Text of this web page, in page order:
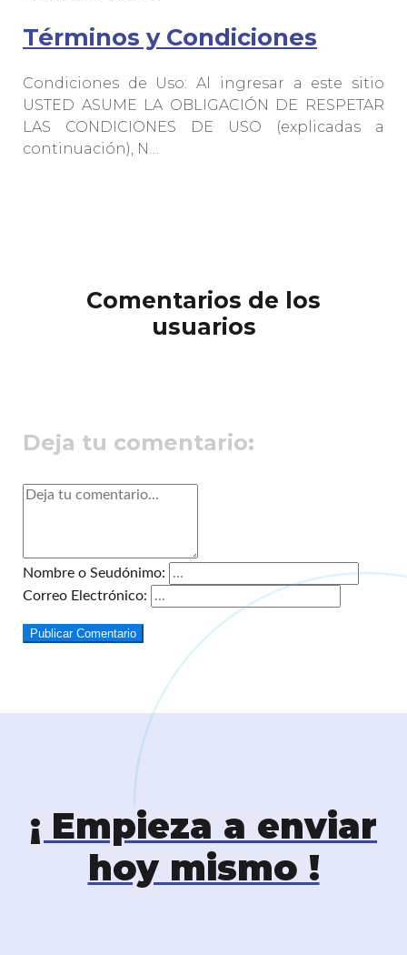
Términos y Condiciones
Condiciones de Uso: Al ingresar a este sitio
USTED ASUME LA OBLIGACIÓN DE RESPETAR
LAS CONDICIONES DE USO (explicadas a
continuación), N…
Comentarios de los
usuarios
Deja tu comentario:
Nombre o Seudónimo:
Correo Electrónico:
Publicar Comentario
¡ Empieza a enviar
hoy mismo !